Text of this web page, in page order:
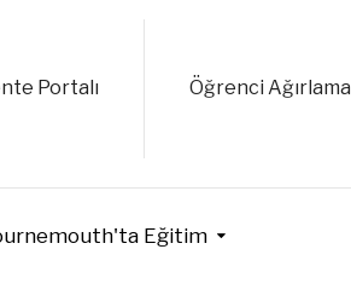
Portalı Öğrenci Ağırlama
Eğitim